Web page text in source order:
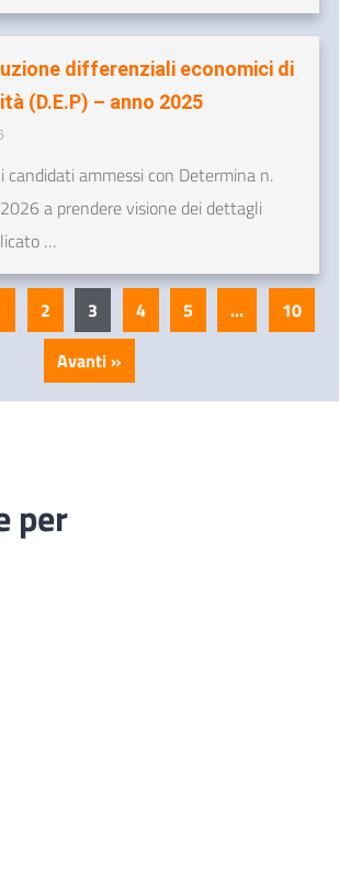
differenziali economici di
(D.E.P) – anno 2025
ammessi con Determina n.
a prendere visione dei dettagli
…
2 3 4 5 …
10
Avanti »
per